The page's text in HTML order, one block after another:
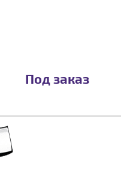
Под заказ